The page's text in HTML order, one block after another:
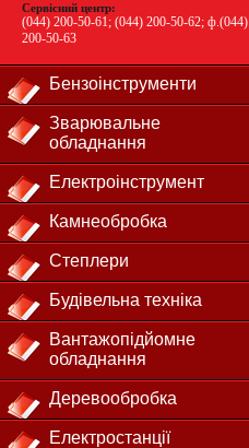
Сервісний центр:
(044) 200-50-61; (044) 200-50-62; ф.(044)
200-50-63
Бензоінструменти
Зварювальне
обладнання
Електроінструмент
Камнеобробка
Степлери
Будівельна техніка
Вантажопідйомне
обладнання
Деревообробка
Електростанції